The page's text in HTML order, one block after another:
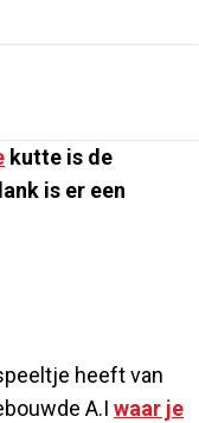
kutte is de
is er een
heeft van
A.I waar je